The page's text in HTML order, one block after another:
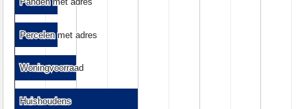
Percelen met adres
Percelen met adres
Woningvoorraad
Woningvoorraad
Huishoudens
Huishoudens